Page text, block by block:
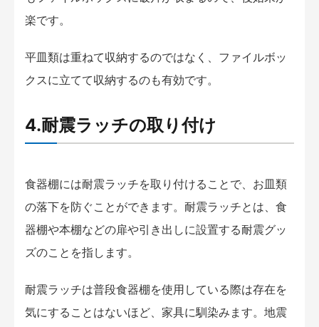
楽です。
平皿類は重ねて収納するのではなく、ファイルボッ
クスに立てて収納するのも有効です。
4.耐震ラッチの取り付け
食器棚には耐震ラッチを取り付けることで、お皿類
の落下を防ぐことができます。耐震ラッチとは、食
器棚や本棚などの扉や引き出しに設置する耐震グッ
ズのことを指します。
耐震ラッチは普段食器棚を使用している際は存在を
気にすることはないほど、家具に馴染みます。地震